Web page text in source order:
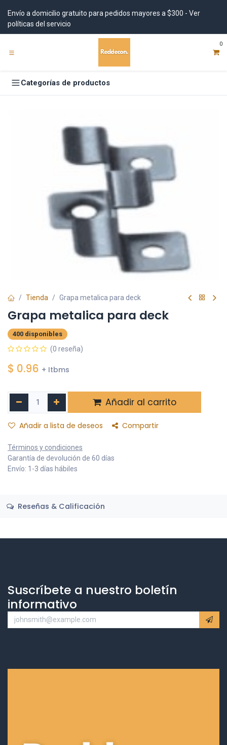
Envío a domicilio gratuito para pedidos mayores a $300 - Ver
políticas del servicio
0
Categorías de productos
Tienda Grapa metalica para deck
Grapa metalica para deck
400 disponibles
(0 reseña)
$ 0.96 + Itbms
Añadir al carrito
Añadir a lista de deseos Compartir
Términos y condiciones
Garantía de devolución de 60 días
Envío: 1-3 días hábiles
Reseñas & Calificación
Suscríbete a nuestro boletín
informativo